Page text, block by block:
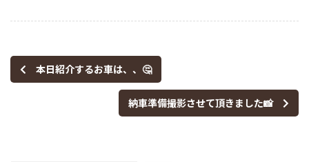
本日紹介するお車は、、🤔
納車準備撮影させて頂きました📸